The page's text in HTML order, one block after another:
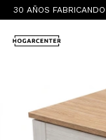
30 AÑOS